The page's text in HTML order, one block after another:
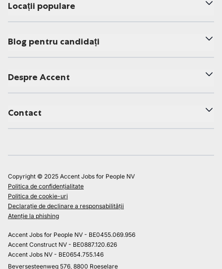
Locații populare
Blog pentru candidați
Despre Accent
Contact
Copyright © 2025 Accent Jobs for People NV
Politica de confidențialitate
Politica de cookie-uri
Declarație de declinare a responsabilității
Atenție la phishing
Accent Jobs for People NV - BE0455.069.956
Accent Construct NV - BE0887.120.626
Accent Jobs NV - BE0654.755.146
Beversesteenweg 576, 8800 Roeselare